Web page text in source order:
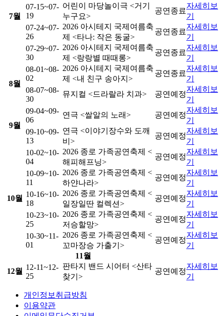
7월
07-15~07-
19
어린이 마당놀이극 <거기
누구요>
공연 종료
자세히 보
기
07-24~07-
26
2026 아시테지 국제여름축
제 <타나: 작은 동굴>
공연 종료
자세히 보
기
07-29~07-
30
2026 아시테지 국제여름축
제 <랑랑별 때때롱>
공연 종료
자세히 보
기
8월
08-01~08-
02
2026 아시테지 국제여름축
제 <내 친구 송아지>
공연 종료
자세히 보
기
08-07~08-
30
뮤지컬 <드라랄라 치과> 공연 예정
자세히 보
기
9월
09-04~09-
06
연극 <쌀알의 노래> 공연 예정
자세히 보
기
09-10~09-
13
연극 <이야기장수와 도깨
비>
공연 예정
자세히 보
기
10월
10-02~10-
04
2026 종로 가족공연축제 <
해피해프닝>
공연 예정
자세히 보
기
10-09~10-
11
2026 종로 가족공연축제 <
하얀나라>
공연 예정
자세히 보
기
10-16~10-
18
2026 종로 가족공연축제 <
일장일딴 컬렉션>
공연 예정
자세히 보
기
10-23~10-
25
2026 종로 가족공연축제 <
저승할망>
공연 예정
자세히 보
기
10-30~11-
01
2026 종로 가족공연축제 <
꼬마장승 가출기>
공연 예정
자세히 보
기
11월
12월 12-11~12-
25
판타지 밴드 시어터 <산타
찾기>
공연 예정
자세히 보
기
개인정보취급방침
이용약관